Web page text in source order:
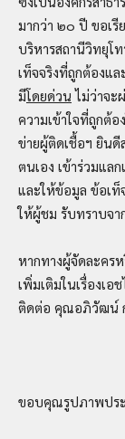
มากว่า ๒๐ ปี ขอเรี
บริหารสถานีวิทยุโ
เท็จจริงที่ถูกต้องแ
มีโดยด่วน ไม่ว่าจะ
ความเข้าใจที่ถูกต้อ
ข่ายผู้ติดเชื้อฯ ยินดี
ตนเอง เข้าร่วมแล
และให้ข้อมูล ข้อเท็
ให้ผู้ชม รับทราบจา
หากทางผู้จัดละคร
เพิ่มเติมในเรื่องเอ
ติดต่อ คุณอภิวัฒน์
ขอบคุณรูปภาพประ